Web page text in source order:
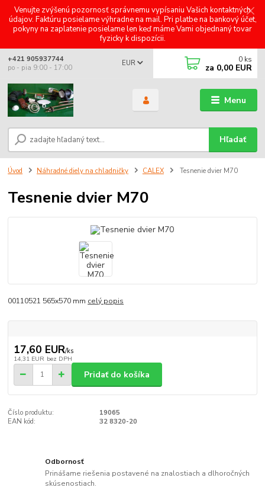
Venujte zvýšenú pozornosť správnemu vypísaniu Vašich kontaktných
údajov. Faktúru posielame výhradne na mail. Pri platbe na bankový účet,
pokyny na zaplatenie posielame len keď máme Vami objednaný tovar
fyzicky k dispozícii.
Menu
EUR
Hľadať
+421 905937744
po - pia 9:00 - 17:00
0 ks
za 0,00 EUR
Úvod Náhradné diely na chladničky CALEX Tesnenie dvier M70
Tesnenie dvier M70
00110521 565x570 mm celý popis
17,60 EUR/ks
14,31 EUR bez DPH
Pridať do košíka
Číslo produktu:
19065
EAN kód:
32 8320-20
Odbornosť
Prinášame riešenia postavené na znalostiach a dlhoročných
skúsenostiach.